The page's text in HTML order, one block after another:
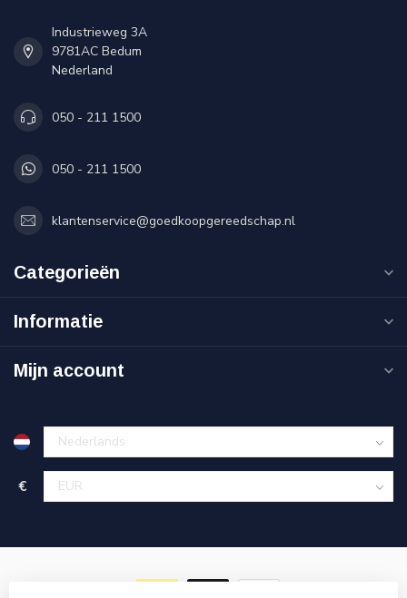
Industrieweg 3A
9781AC Bedum
Nederland
050 - 211 1500
050 - 211 1500
klantenservice@goedkoopgereedschap.nl
Categorieën
Informatie
Mijn account
€